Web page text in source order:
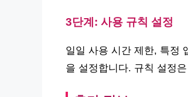
3단계: 사용 규칙 설정
일일 사용 시간 제한, 특정
을 설정합니다. 규칙 설정